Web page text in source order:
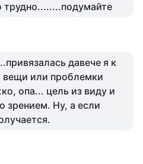
трудно........подумайте
давече я к
вещи или проблемки
опа... цель из виду и
зрением. Ну, а если